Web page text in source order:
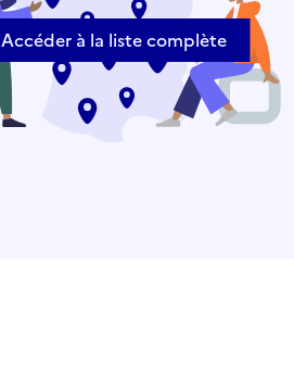
Accéder à la liste complète